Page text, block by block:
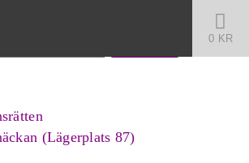
0 KR
(Lägerplats 87)